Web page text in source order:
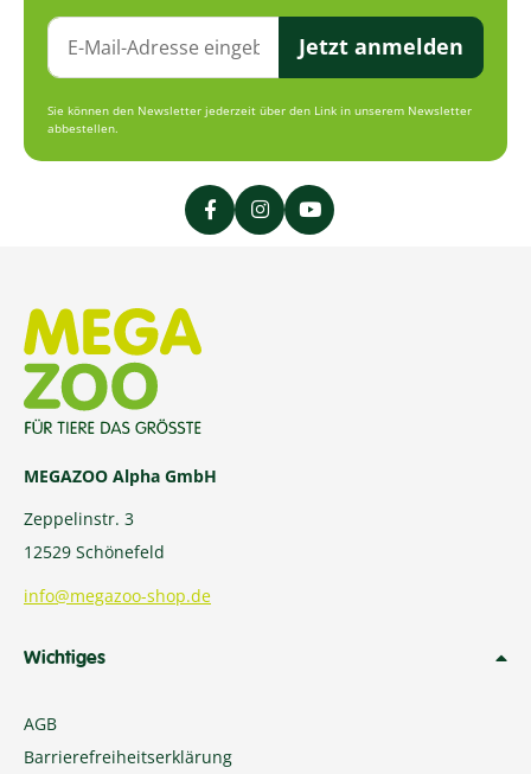
Jetzt anmelden
Sie können den Newsletter jederzeit über den Link in unserem Newsletter
abbestellen.
MEGAZOO Alpha GmbH
Zeppelinstr. 3
12529 Schönefeld
info@megazoo-shop.de
Wichtiges
AGB
Barrierefreiheitserklärung